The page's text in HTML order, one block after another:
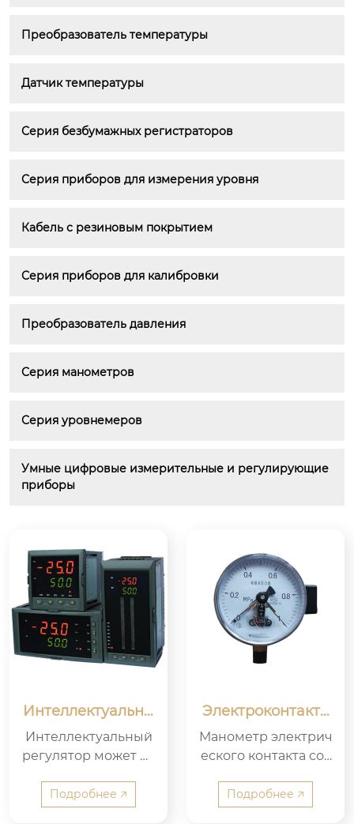
Преобразователь температуры
Датчик температуры
Серия безбумажных регистраторов
Серия приборов для измерения уровня
Кабель с резиновым покрытием
Серия приборов для калибровки
Преобразователь давления
Серия манометров
Серия уровнемеров
Умные цифровые измерительные и регулирующие
приборы
Интеллектуальны
Интеллектуальный
регулятор может ис
ичными датчиками,
преобразователям
Подробнее 🡥
Электроконтактн
Манометр электрич
еского контакта сос
ной системы, индик
аторной системы, у
Подробнее 🡥